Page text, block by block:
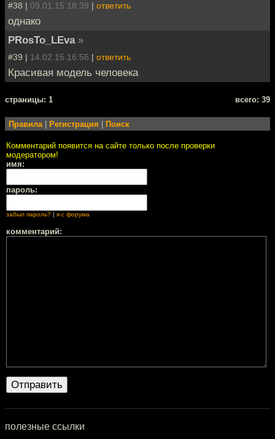
#38 | 09.01.15 18:39 | ответить
однако
PRosTo_LEva »
#39 | 14.02.15 16:56 | ответить
Красивая модель человека
cтраницы: 1 всего: 39
Правила| Регистрация Поиск
Комментарий появится на сайте только после проверки
модератором!
имя:
пароль:
забыл пароль? | я с форума
комментарий:
полезные ссылки